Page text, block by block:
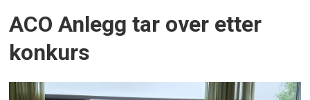
ACO Anlegg tar over etter
konkurs